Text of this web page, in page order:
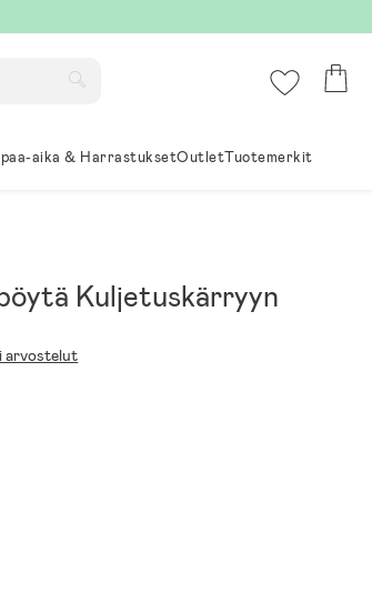
aika & HarrastuksetOutletTuotemerkit
Kuljetuskärryyn
arvostelut